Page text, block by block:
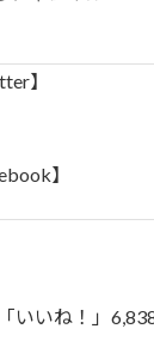
】
】
いいね！」